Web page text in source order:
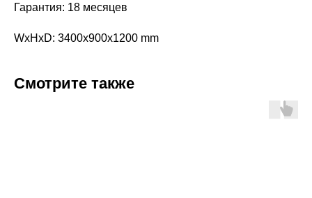
Гарантия: 18 месяцев
WxHxD: 3400x900x1200 mm
Смотрите также